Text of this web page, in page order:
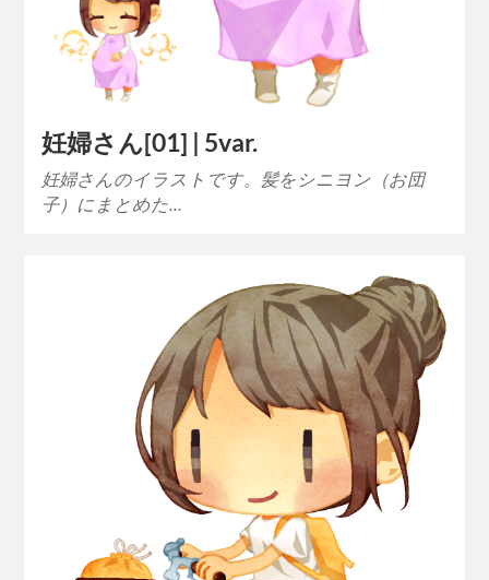
妊婦さん[01] | 5var.
妊婦さんのイラストです。髪をシニヨン（お団
子）にまとめた…